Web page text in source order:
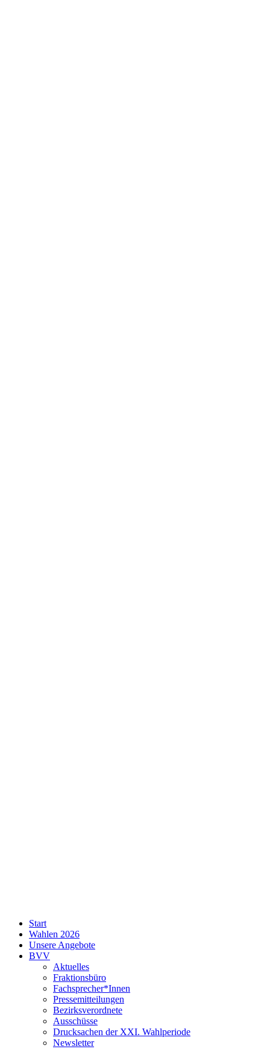
Neukölln
Start
Wahlen 2026
Unsere Angebote
BVV
Aktuelles
Fraktionsbüro
Fachsprecher*Innen
Pressemitteilungen
Bezirksverordnete
Ausschüsse
Drucksachen der XXI. Wahlperiode
Newsletter